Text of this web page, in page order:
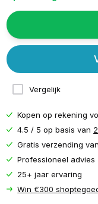
Vergelijk
Kopen op rekening
4.5 / 5 op basis van
Gratis verzending
Professioneel advies
25+ jaar ervaring
Win €300